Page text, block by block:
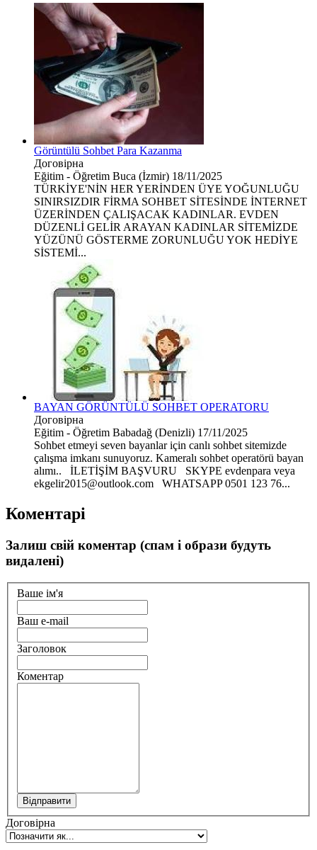
Görüntülü Sohbet Para Kazanma
Договірна
Eğitim - Öğretim Buca (İzmir) 18/11/2025
TÜRKİYE'NİN HER YERİNDEN ÜYE YOĞUNLUĞU
SINIRSIZDIR FİRMA SOHBET SİTESİNDE İNTERNET
ÜZERİNDEN ÇALIŞACAK KADINLAR. EVDEN
DÜZENLİ GELİR ARAYAN KADINLAR SİTEMİZDE
YÜZÜNÜ GÖSTERME ZORUNLUĞU YOK HEDİYE
SİSTEMİ...
BAYAN GÖRÜNTÜLÜ SOHBET OPERATORU
Договірна
Eğitim - Öğretim Babadağ (Denizli) 17/11/2025
Sohbet etmeyi seven bayanlar için canlı sohbet sitemizde
çalışma imkanı sunuyoruz. Kameralı sohbet operatörü bayan
alımı.. İLETİŞİM BAŞVURU SKYPE evdenpara veya
ekgelir2015@outlook.com WHATSAPP 0501 123 76...
Коментарі
Залиш свій коментар (спам і образи будуть
видалені)
Ваше ім'я
Ваш e-mail
Заголовок
Коментар
Відправити
Договірна